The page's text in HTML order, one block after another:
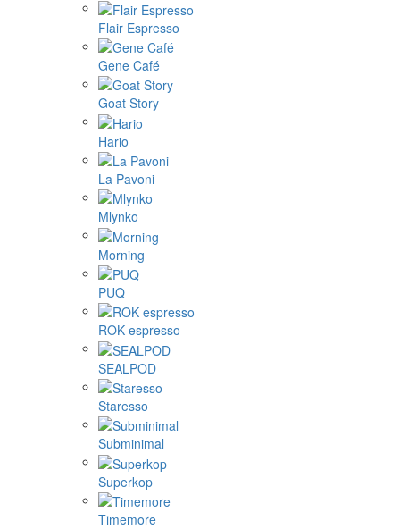
Flair Espresso
Gene Café
Goat Story
Hario
La Pavoni
Mlynko
Morning
PUQ
ROK espresso
SEALPOD
Staresso
Subminimal
Superkop
Timemore